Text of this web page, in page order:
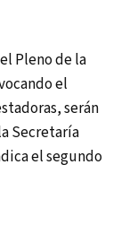
Pleno de la
el
serán
Secretaría
el segundo